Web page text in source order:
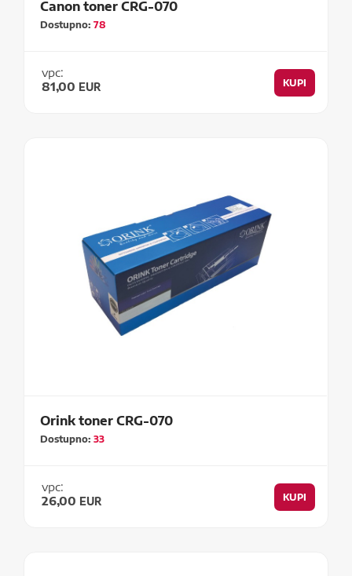
Canon toner CRG-070
Dostupno:78
vpc:
81,00 EUR KUPI
Orink toner CRG-070
Dostupno:33
vpc:
26,00 EUR KUPI